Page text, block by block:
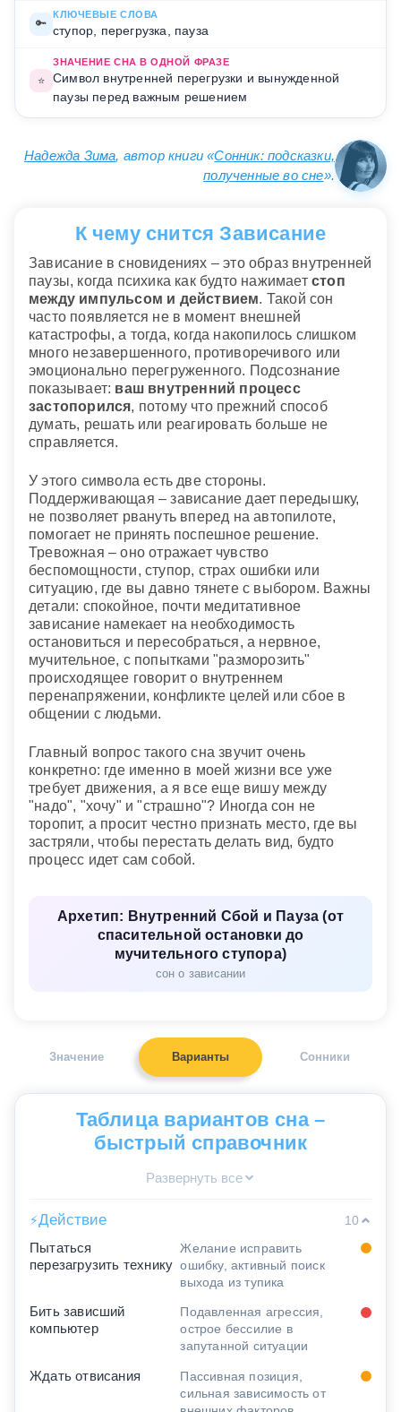
🔑
КЛЮЧЕВЫЕ СЛОВА
ступор, перегрузка, пауза
⭐
ЗНАЧЕНИЕ СНА В ОДНОЙ ФРАЗЕ
Символ внутренней перегрузки и вынужденной
паузы перед важным решением
Надежда Зима, автор книги «Сонник: подсказки,
полученные во сне».
К чему снится Зависание
Зависание в сновидениях – это образ внутренней
паузы, когда психика как будто нажимает стоп
между импульсом и действием. Такой сон
часто появляется не в момент внешней
катастрофы, а тогда, когда накопилось слишком
много незавершенного, противоречивого или
эмоционально перегруженного. Подсознание
показывает: ваш внутренний процесс
застопорился, потому что прежний способ
думать, решать или реагировать больше не
справляется.
У этого символа есть две стороны.
Поддерживающая – зависание дает передышку,
не позволяет рвануть вперед на автопилоте,
помогает не принять поспешное решение.
Тревожная – оно отражает чувство
беспомощности, ступор, страх ошибки или
ситуацию, где вы давно тянете с выбором. Важны
детали: спокойное, почти медитативное
зависание намекает на необходимость
остановиться и пересобраться, а нервное,
мучительное, с попытками "разморозить"
происходящее говорит о внутреннем
перенапряжении, конфликте целей или сбое в
общении с людьми.
Главный вопрос такого сна звучит очень
конкретно: где именно в моей жизни все уже
требует движения, а я все еще вишу между
"надо", "хочу" и "страшно"? Иногда сон не
торопит, а просит честно признать место, где вы
застряли, чтобы перестать делать вид, будто
процесс идет сам собой.
Архетип: Внутренний Сбой и Пауза (от
спасительной остановки до
мучительного ступора)
сон о зависании
Значение Варианты Сонники
Таблица вариантов сна –
быстрый справочник
Развернуть все
⚡Действие
10
Пытаться
перезагрузить технику
Желание исправить
ошибку, активный поиск
выхода из тупика
Бить зависший
компьютер
Подавленная агрессия,
острое бессилие в
запутанной ситуации
Ждать отвисания
Пассивная позиция,
сильная зависимость от